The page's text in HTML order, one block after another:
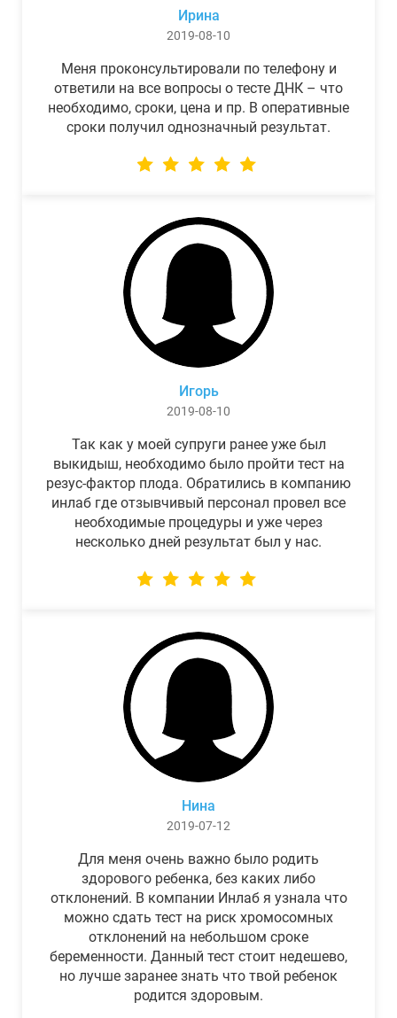
Ирина
2019-08-10
Меня проконсультировали по телефону и
ответили на все вопросы о тесте ДНК – что
необходимо, сроки, цена и пр. В оперативные
сроки получил однозначный результат.
Игорь
2019-08-10
Так как у моей супруги ранее уже был
выкидыш, необходимо было пройти тест на
резус-фактор плода. Обратились в компанию
инлаб где отзывчивый персонал провел все
необходимые процедуры и уже через
несколько дней результат был у нас.
Нина
2019-07-12
Для меня очень важно было родить
здорового ребенка, без каких либо
отклонений. В компании Инлаб я узнала что
можно сдать тест на риск хромосомных
отклонений на небольшом сроке
беременности. Данный тест стоит недешево,
но лучше заранее знать что твой ребенок
родится здоровым.